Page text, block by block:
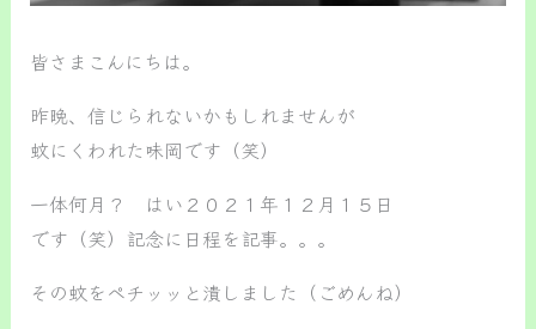
皆さまこんにちは。
昨晩、信じられないかもしれませんが
蚊にくわれた味岡です（笑）
一体何月？ はい２０２１年１２月１５日
です（笑）記念に日程を記事。。。
その蚊をペチッッと潰しました（ごめんね）